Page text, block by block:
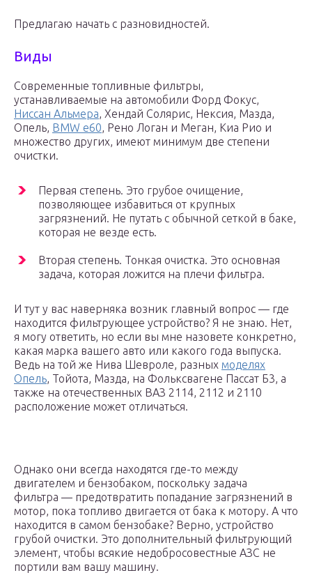
Предлагаю начать с разновидностей.
Виды
Современные топливные фильтры,
устанавливаемые на автомобили Форд Фокус,
Ниссан Альмера, Хендай Солярис, Нексия, Мазда,
Опель, BMW e60, Рено Логан и Меган, Киа Рио и
множество других, имеют минимум две степени
очистки.
Первая степень. Это грубое очищение,
позволяющее избавиться от крупных
загрязнений. Не путать с обычной сеткой в баке,
которая не везде есть.
Вторая степень. Тонкая очистка. Это основная
задача, которая ложится на плечи фильтра.
И тут у вас наверняка возник главный вопрос — где
находится фильтрующее устройство? Я не знаю. Нет,
я могу ответить, но если вы мне назовете конкретно,
какая марка вашего авто или какого года выпуска.
Ведь на той же Нива Шевроле, разных моделях
Опель, Тойота, Мазда, на Фольксвагене Пассат Б3, а
также на отечественных ВАЗ 2114, 2112 и 2110
расположение может отличаться.
Однако они всегда находятся где-то между
двигателем и бензобаком, поскольку задача
фильтра — предотвратить попадание загрязнений в
мотор, пока топливо двигается от бака к мотору. А что
находится в самом бензобаке? Верно, устройство
грубой очистки. Это дополнительный фильтрующий
элемент, чтобы всякие недобросовестные АЗС не
портили вам вашу машину.